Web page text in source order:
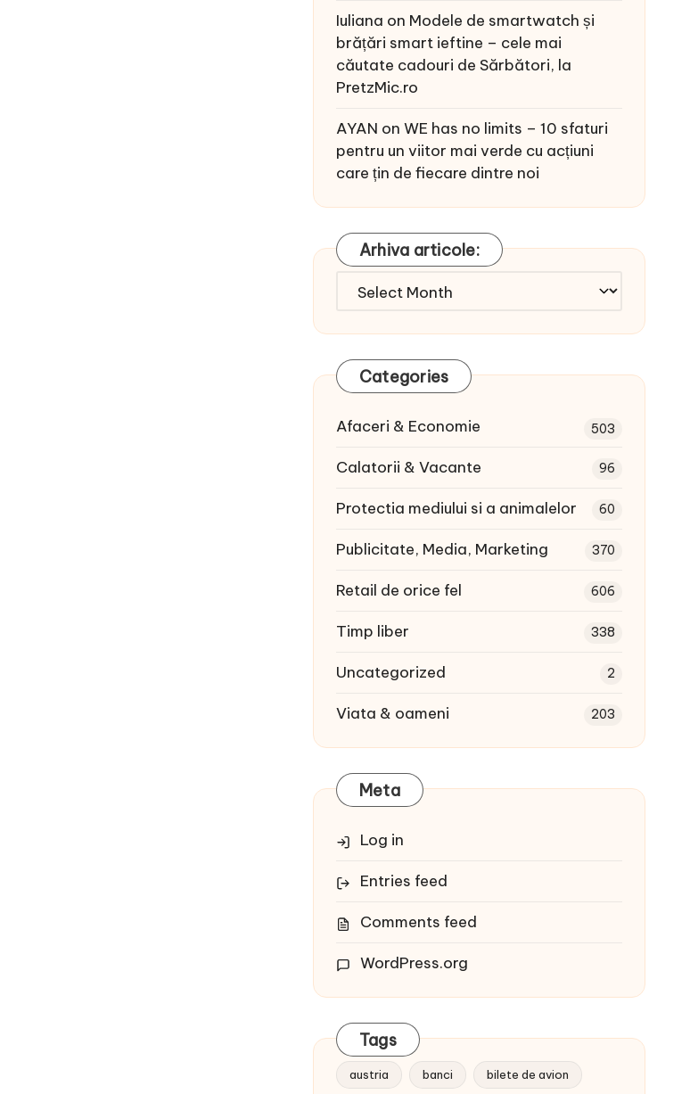
Iuliana on Modele de smartwatch și
brățări smart ieftine – cele mai
căutate cadouri de Sărbători, la
PretzMic.ro
AYAN on WE has no limits – 10 sfaturi
pentru un viitor mai verde cu acțiuni
care țin de fiecare dintre noi
Arhiva articole:
Arhiva
Categories
Afaceri & Economie 503
Calatorii & Vacante 96
Protectia mediului si a animalelor 60
Publicitate, Media, Marketing 370
Retail de orice fel 606
Timp liber 338
Uncategorized 2
Viata & oameni 203
Meta
Log in
Entries feed
Comments feed
WordPress.org
Tags
austria banci bilete de avion